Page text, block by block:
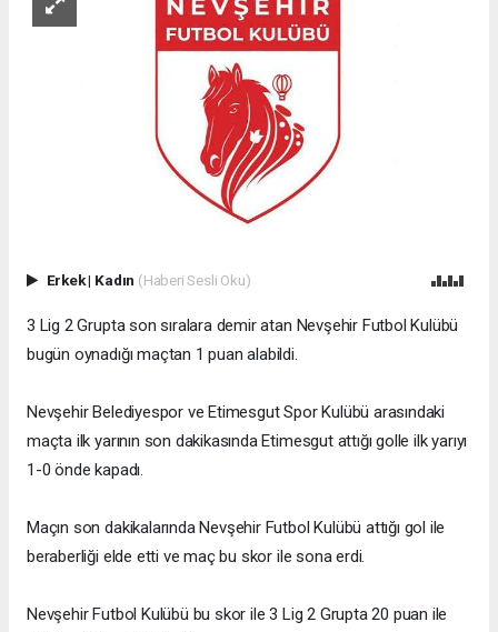
Erkek| Kadın (Haberi Sesli Oku)
3 Lig 2 Grupta son sıralara demir atan Nevşehir Futbol Kulübü
bugün oynadığı maçtan 1 puan alabildi.
Nevşehir Belediyespor ve Etimesgut Spor Kulübü arasındaki
maçta ilk yarının son dakikasında Etimesgut attığı golle ilk yarıyı
1-0 önde kapadı.
Maçın son dakikalarında Nevşehir Futbol Kulübü attığı gol ile
beraberliği elde etti ve maç bu skor ile sona erdi.
Nevşehir Futbol Kulübü bu skor ile 3 Lig 2 Grupta 20 puan ile